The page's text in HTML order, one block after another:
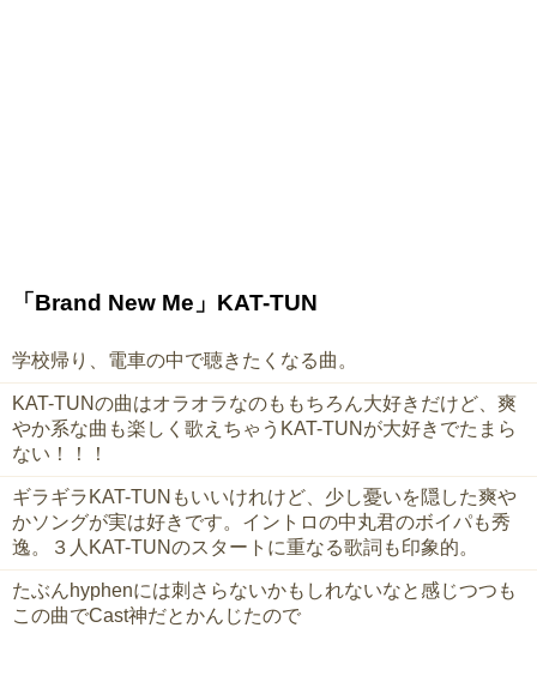
「Brand New Me」KAT-TUN
学校帰り、電車の中で聴きたくなる曲。
KAT-TUNの曲はオラオラなのももちろん大好きだけど、爽
やか系な曲も楽しく歌えちゃうKAT-TUNが大好きでたまら
ない！！！
ギラギラKAT-TUNもいいけれけど、少し憂いを隠した爽や
かソングが実は好きです。イントロの中丸君のボイパも秀
逸。３人KAT-TUNのスタートに重なる歌詞も印象的。
たぶんhyphenには刺さらないかもしれないなと感じつつも
この曲でCast神だとかんじたので